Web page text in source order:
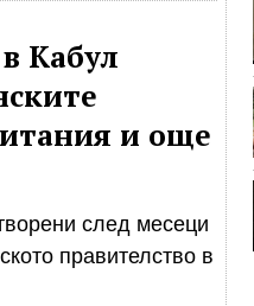
Кабул
и още
след месеци
правителство в